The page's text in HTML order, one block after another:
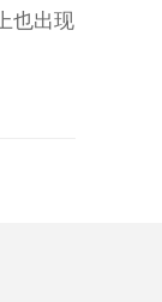
也出现